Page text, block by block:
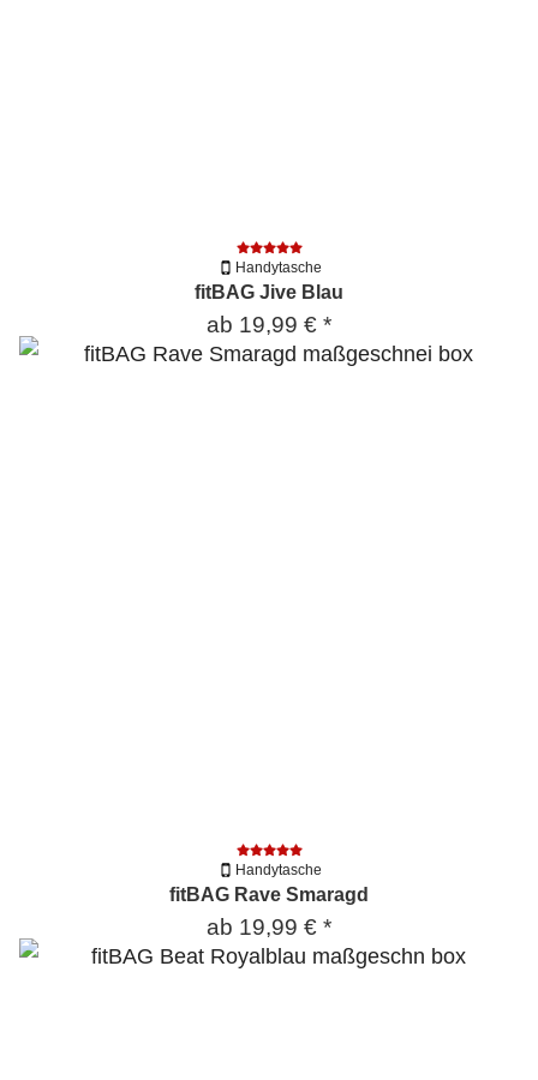
Handytasche
fitBAG Jive Blau
ab 19,99 € *
Handytasche
fitBAG Rave Smaragd
ab 19,99 € *